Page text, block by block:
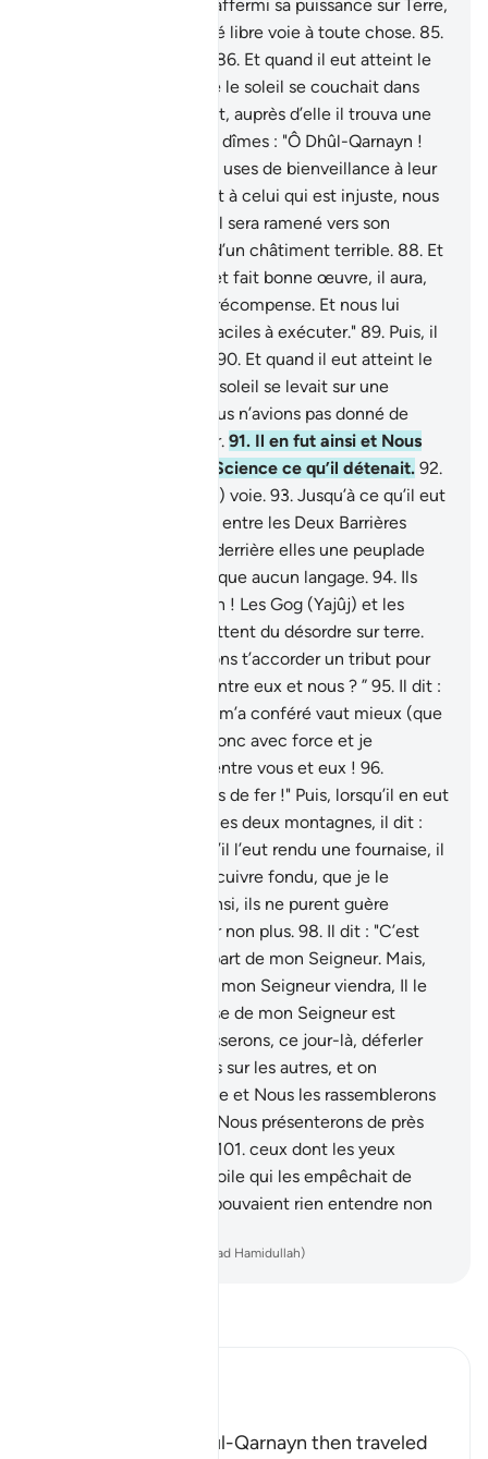
Allah tells us that Dhul-Qarnayn then traveled
Vraiment, Nous avons affermi sa puissance sur Terre,
et Nous lui avons donné libre voie à toute chose. 85.
86. Et quand il eut atteint le
Couchant, il trouva que le soleil se couchait dans
une source boueuse , et, auprès d’elle il trouva une
peuplade [impie]. Nous dîmes : "Ô Dhûl-Qarnayn !
Ou tu les châties, ou tu uses de bienveillance à leur
Il dit : "Quant à celui qui est injuste, nous
le châtierons ; ensuite il sera ramené vers son
Seigneur qui le punira d’un châtiment terrible. 88. Et
quant à celui qui croit et fait bonne œuvre, il aura,
en retour, la plus belle récompense. Et nous lui
donnerons des ordres faciles à exécuter." 89. Puis, il
90. Et quand il eut atteint le
Levant, il trouva que le soleil se levait sur une
peuplade à laquelle Nous n’avions pas donné de
voile pour s’en protéger. 91. Il en fut ainsi et Nous
embrassons de Notre Science ce qu’il détenait. 92.
Puis, il suivit (une autre) voie. 93. Jusqu’à ce qu’il eut
atteint un endroit situé entre les Deux Barrières
(montagnes), il trouva derrière elles une peuplade
qui ne comprenait presque aucun langage. 94. Ils
dirent : “Ô Dhûl Qarnayn ! Les Gog (Yajûj) et les
Magog (Majûj) commettent du désordre sur terre.
Est-ce que nous pourrons t’accorder un tribut pour
construire un barrage entre eux et nous ? ” 95. Il dit :
"Ce que Mon Seigneur m’a conféré vaut mieux (que
vos dons). Aidez-moi donc avec force et je
construirai un remblai entre vous et eux ! 96.
Apportez-moi des blocs de fer !" Puis, lorsqu’il en eut
comblé l’espace entre les deux montagnes, il dit :
"Soufflez !" Puis, lorsqu’il l’eut rendu une fournaise, il
dit : "Apportez-moi du cuivre fondu, que je le
Ainsi, ils ne purent guère
l’escalader ni l’ébrécher non plus. 98. Il dit : "C’est
une miséricorde de la part de mon Seigneur. Mais,
lorsque la promesse de mon Seigneur viendra, Il le
nivellera . Et la promesse de mon Seigneur est
Nous les laisserons, ce jour-là, déferler
comme les flots les uns sur les autres, et on
soufflera dans la Trompe et Nous les rassemblerons
Et ce jour-là Nous présenterons de près
101. ceux dont les yeux
étaient couverts d’un voile qui les empêchait de
penser à Moi, et ils ne pouvaient rien entendre non
French Translation(Muhammad Hamidullah)